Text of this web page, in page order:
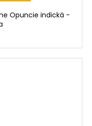
Opuncie indická -